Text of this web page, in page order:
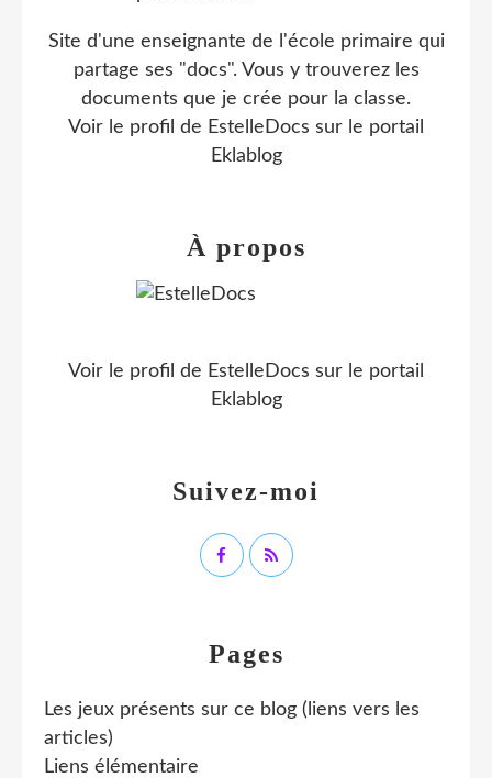
Pages
Les jeux présents sur ce blog (liens vers les
articles)
Liens élémentaire
Site d'une enseignante de l'école primaire qui
partage ses "docs". Vous y trouverez les
documents que je crée pour la classe.
Voir le profil de EstelleDocs sur le portail
Eklablog
Suivez-moi
À propos
Voir le profil de EstelleDocs sur le portail
Eklablog